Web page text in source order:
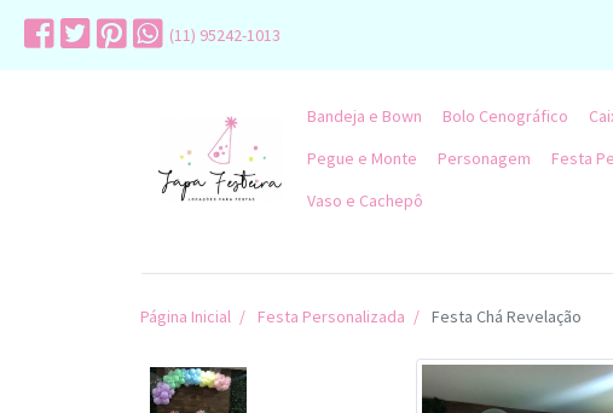
(11) 95242-1013
Bandeja e Bown Bolo Cenográfico
Pegue e Monte
Personagem Festa
Vaso e Cachepô
Página Inicial Festa Personalizada Festa Chá Revelação